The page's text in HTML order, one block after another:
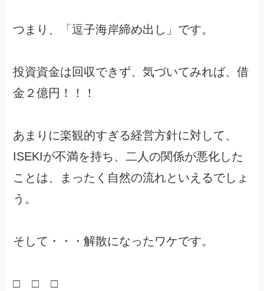
つまり、「逗子海岸締め出し」です。
投資資金は回収できず、気づいてみれば、借
金２億円！！！
あまりに楽観的すぎる経営方針に対して、
ISEKIが不満を持ち、二人の関係が悪化した
ことは、まったく自然の流れといえるでしょ
う。
そして・・・解散になったワケです。
□ □ □